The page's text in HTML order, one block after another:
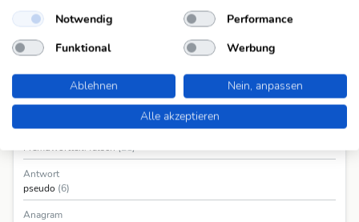
Informationen
Frage
Fremdwortteil: falsch (21)
Antwort
pseudo (6)
Anagram
Notwendig
Performance
Funktional
Werbung
Ablehnen
Nein, anpassen
Alle akzeptieren